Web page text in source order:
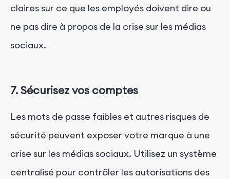
claires sur ce que les employés doivent dire ou
ne pas dire à propos de la crise sur les médias
sociaux.
7. Sécurisez vos comptes
Les mots de passe faibles et autres risques de
sécurité peuvent exposer votre marque à une
crise sur les médias sociaux. Utilisez un système
centralisé pour contrôler les autorisations des